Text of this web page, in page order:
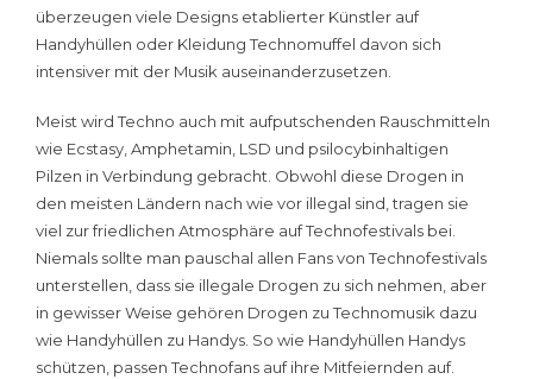
überzeugen viele Designs etablierter Künstler auf
Handyhüllen oder Kleidung Technomuffel davon sich
intensiver mit der Musik auseinanderzusetzen.
Meist wird Techno auch mit aufputschenden Rauschmitteln
wie Ecstasy, Amphetamin, LSD und psilocybinhaltigen
Pilzen in Verbindung gebracht. Obwohl diese Drogen in
den meisten Ländern nach wie vor illegal sind, tragen sie
viel zur friedlichen Atmosphäre auf Technofestivals bei.
Niemals sollte man pauschal allen Fans von Technofestivals
unterstellen, dass sie illegale Drogen zu sich nehmen, aber
in gewisser Weise gehören Drogen zu Technomusik dazu
wie Handyhüllen zu Handys. So wie Handyhüllen Handys
schützen, passen Technofans auf ihre Mitfeiernden auf.